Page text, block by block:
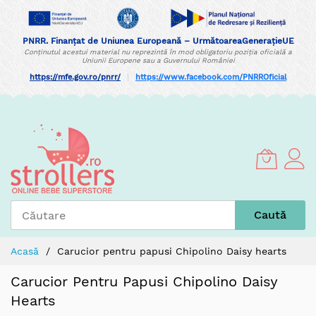
PNRR. Finanțat de Uniunea Europeană – UrmătoareaGenerațieUE
Conținutul acestui material nu reprezintă în mod obligatoriu poziția oficială a
Uniunii Europene sau a Guvernului României
https://mfe.gov.ro/pnrr/ https://www.facebook.com/PNRROficial
Content
Caută
Acasă Carucior pentru papusi Chipolino Daisy hearts
Carucior Pentru Papusi Chipolino Daisy
Hearts